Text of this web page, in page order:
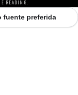
READING.
fuente preferida